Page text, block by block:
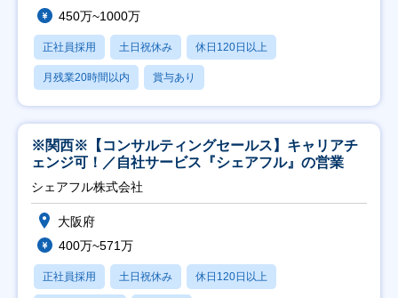
450万~1000万
正社員採用 土日祝休み 休日120日以上
月残業20時間以内 賞与あり
※関西※【コンサルティングセールス】キャリアチ
ェンジ可！／自社サービス『シェアフル』の営業
シェアフル株式会社
大阪府
400万~571万
正社員採用 土日祝休み 休日120日以上